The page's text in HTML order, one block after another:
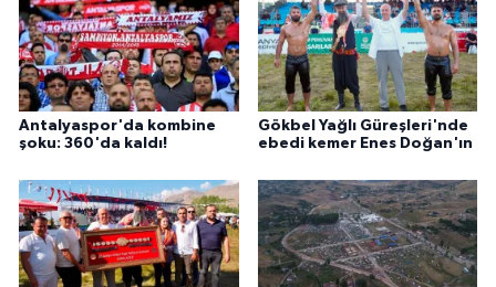
Antalyaspor'da kombine
şoku: 360'da kaldı!
Gökbel Yağlı Güreşleri'nde
ebedi kemer Enes Doğan'ın